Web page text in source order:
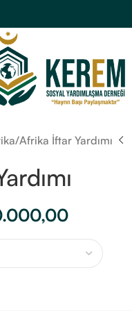
Afrika İftar Yardımı